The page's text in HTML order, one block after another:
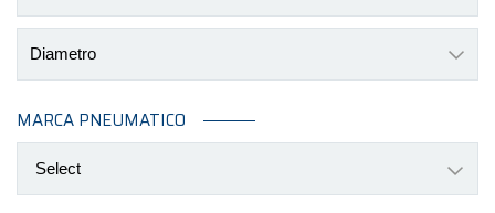
Diametro
MARCA PNEUMATICO
Select